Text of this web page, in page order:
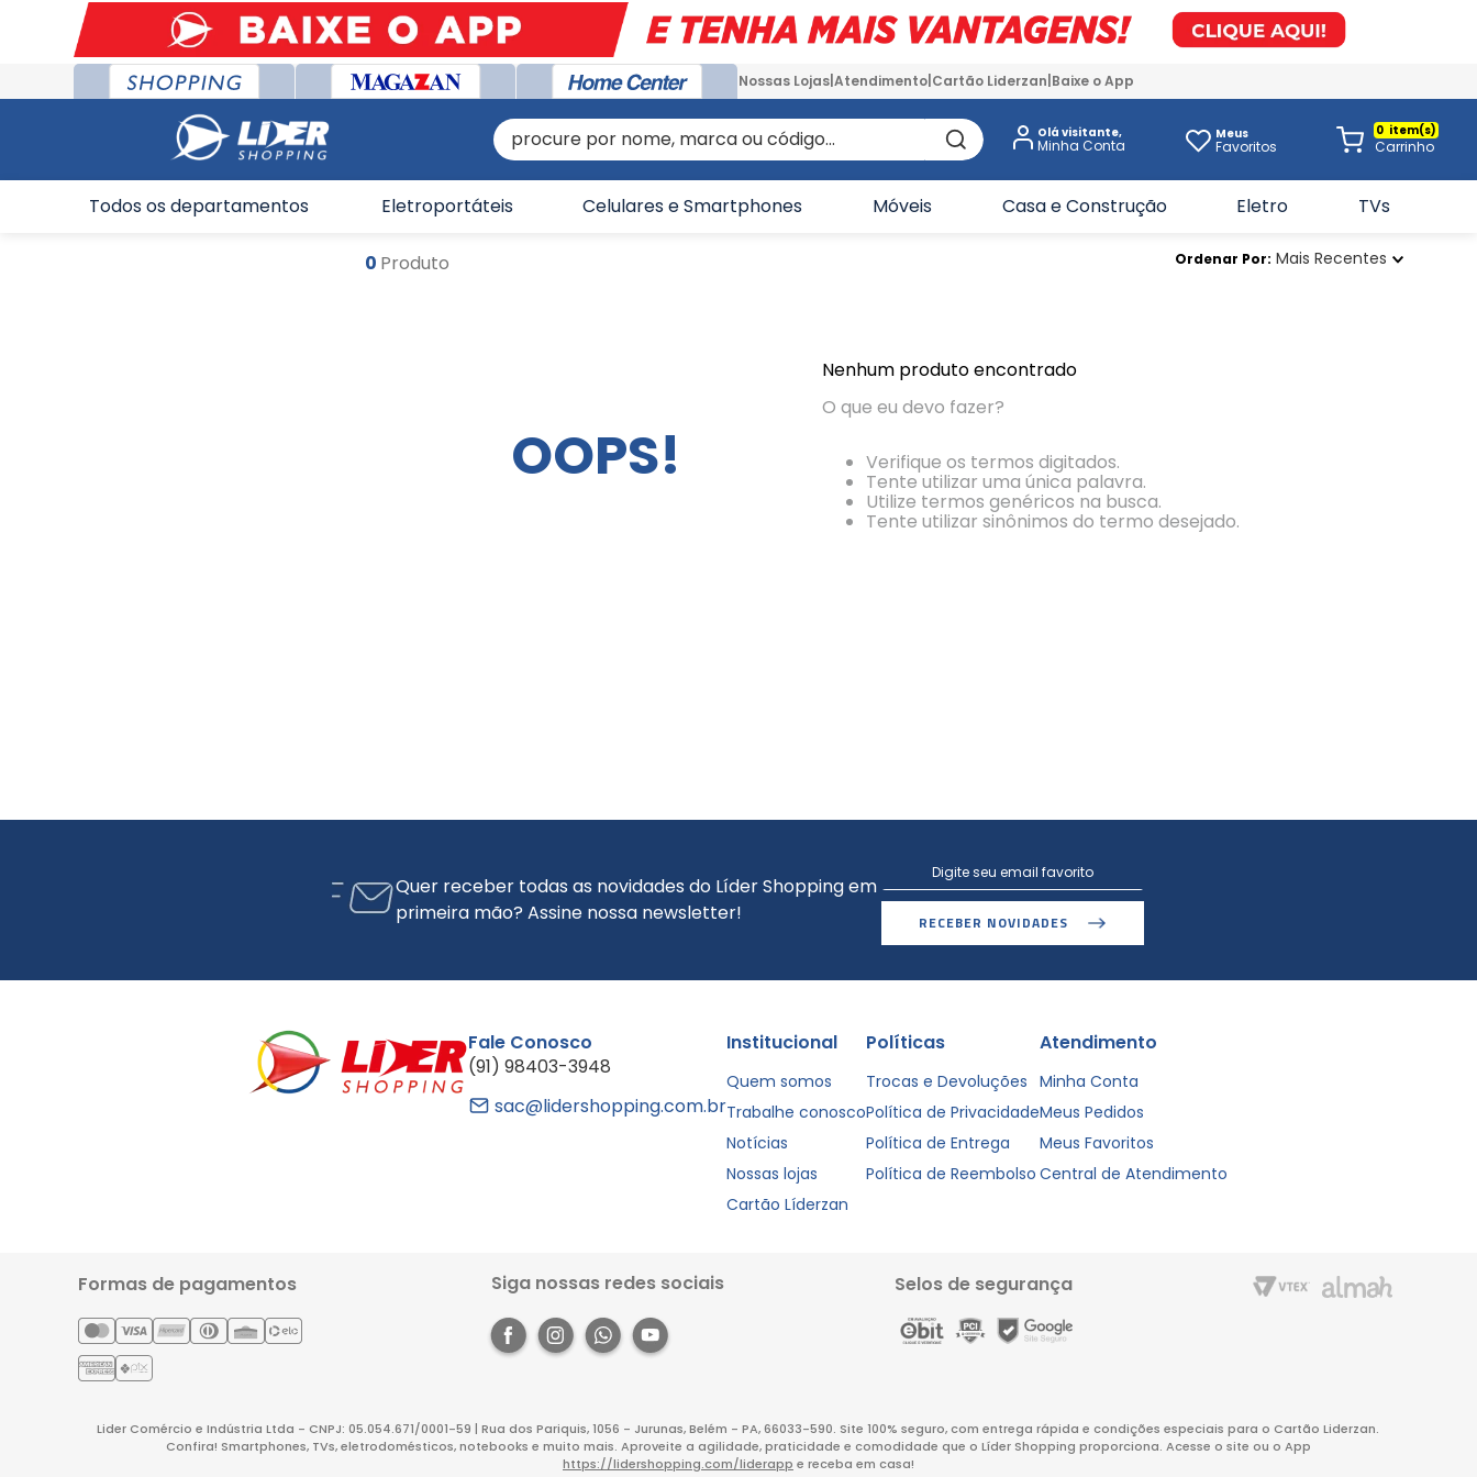
Nossas Lojas Atendimento Cartão Liderzan Baixe o App
procure por nome, marca ou código... Olá visitante, Meus
Favoritos
0
Todos os departamentos Eletroportáteis Celulares e Smartphones Móveis Casa e Construção Eletro TVs
0 Produto Ordenar Por Mais Recentes
OOPS!
Nenhum produto encontrado
O que eu devo fazer?
Verifique os termos digitados.
Tente utilizar uma única palavra.
Utilize termos genéricos na busca.
Tente utilizar sinônimos do termo desejado.
Quer receber todas as novidades do Líder Shopping em
primeira mão? Assine nossa newsletter!
RECEBER NOVIDADES
Fale Conosco
(91) 98403-3948
sac@lidershopping.com.br
Institucional
Quem somos
Trabalhe conosco
Notícias
Nossas lojas
Cartão Líderzan
Políticas
Trocas e Devoluções
Política de Privacidade
Política de Entrega
Política de Reembolso
Atendimento
Minha Conta
Meus Pedidos
Meus Favoritos
Central de Atendimento
Formas de pagamentos Siga nossas redes sociais Selos de segurança
Lider Comércio e Indústria Ltda - CNPJ: 05.054.671/0001-59 | Rua dos Pariquis, 1056 - Jurunas, Belém - PA, 66033-590. Site 100% seguro, com entrega rápida e condições especiais para o Cartão Liderzan.
Confira! Smartphones, TVs, eletrodomésticos, notebooks e muito mais. Aproveite a agilidade, praticidade e comodidade que o Líder Shopping proporciona. Acesse o site ou o App
https://lidershopping.com/liderapp e receba em casa!